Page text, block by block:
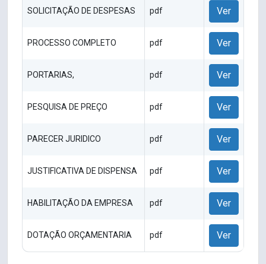
SOLICITAÇÃO DE DESPESAS pdf Ver
PROCESSO COMPLETO pdf Ver
PORTARIAS, pdf Ver
PESQUISA DE PREÇO pdf Ver
PARECER JURIDICO pdf Ver
JUSTIFICATIVA DE DISPENSA pdf Ver
HABILITAÇÃO DA EMPRESA pdf Ver
DOTAÇÃO ORÇAMENTARIA pdf Ver